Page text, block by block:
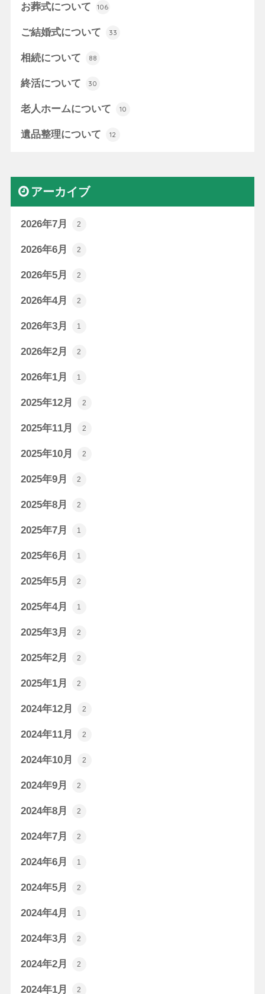
お葬式について 106
ご結婚式について 33
相続について 88
終活について 30
老人ホームについて 10
遺品整理について 12
アーカイブ
2026年7月 2
2026年6月 2
2026年5月 2
2026年4月 2
2026年3月 1
2026年2月 2
2026年1月 1
2025年12月 2
2025年11月 2
2025年10月 2
2025年9月 2
2025年8月 2
2025年7月 1
2025年6月 1
2025年5月 2
2025年4月 1
2025年3月 2
2025年2月 2
2025年1月 2
2024年12月 2
2024年11月 2
2024年10月 2
2024年9月 2
2024年8月 2
2024年7月 2
2024年6月 1
2024年5月 2
2024年4月 1
2024年3月 2
2024年2月 2
2024年1月 2